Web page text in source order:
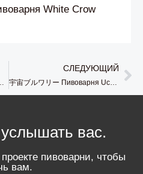
White Crow
Brewing Co.3000L в Корее
СЛЕДУЮЩИЙ
宇宙ブルワリー Пивоварня Uchu Brewing 1000L в Японии
вас.
пивоварни, чтобы
вам.